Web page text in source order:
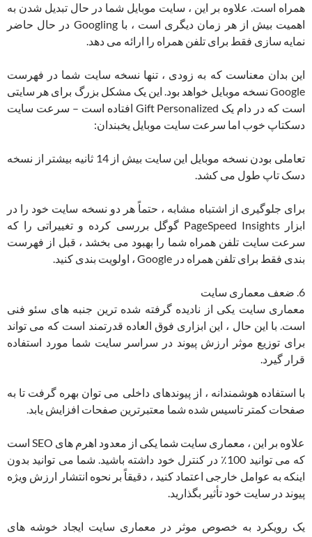
همراه است. علاوه بر این ، سایت موبایل شما در حال تبدیل شدن به
اهمیت بیش از هر زمان دیگری است ، با Googling در حال حاضر
نمایه سازی فقط برای تلفن همراه را ارائه می دهد.
این بدان معناست که به زودی ، تنها نسخه سایت شما در فهرست
Google نسخه موبایل خواهد بود. این یک مشکل بزرگ برای هر سایتی
است که در دام یک Gift Personalized افتاده است – سرعت سایت
دسکتاپ خوب اما سرعت سایت موبایل یخبندان:
تعاملی بودن نسخه موبایل این سایت بیش از 14 ثانیه بیشتر از نسخه
دسک تاپ طول می کشد.
برای جلوگیری از اشتباه مشابه ، حتماً هر دو نسخه سایت خود را در
ابزار PageSpeed ​​Insights گوگل بررسی کرده و تغییراتی را که
سرعت سایت تلفن همراه شما را بهبود می بخشد ، قبل از فهرست
بندی فقط برای تلفن همراه در Google ، اولویت بندی کنید.
6. ضعف معماری سایت
معماری سایت یکی از نادیده گرفته شده ترین جنبه های سئو فنی
است. با این حال ، این ابزاری فوق العاده قدرتمند است که می تواند
برای توزیع موثر ارزش پیوند در سراسر سایت شما مورد استفاده
قرار گیرد.
با استفاده هوشمندانه ، از پیوندهای داخلی می توان بهره گرفت تا به
صفحات کمتر تاسیس شده شما معتبرترین صفحات افزایش یابد.
علاوه بر این ، معماری سایت شما یکی از معدود اهرم های SEO است
که می توانید 100٪ در کنترل خود داشته باشید. شما می توانید بدون
اینکه به عوامل خارجی اعتماد کنید ، دقیقاً بر نحوه انتشار ارزش ویژه
پیوند در سایت خود تأثیر بگذارید.
یک رویکرد به خصوص موثر در معماری سایت ایجاد خوشه های